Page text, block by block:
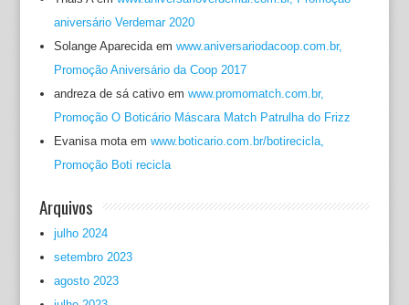
aniversário Verdemar 2020
Solange Aparecidaem www.aniversariodacoop.com.br,
Promoção Aniversário da Coop 2017
andreza de sá cativoem www.promomatch.com.br,
Promoção O Boticário Máscara Match Patrulha do Frizz
Evanisa motaem www.boticario.com.br/botirecicla,
Promoção Boti recicla
Arquivos
julho 2024
setembro 2023
agosto 2023